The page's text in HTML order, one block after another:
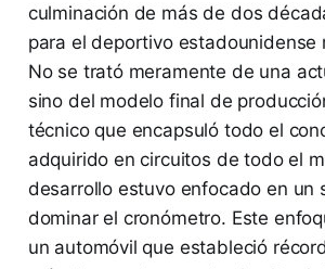
culminación de más de dos
para el deportivo estadounidense
No se trató meramente de una
sino del modelo final de
técnico que encapsuló todo el
adquirido en circuitos de todo el
desarrollo estuvo enfocado en un
dominar el cronómetro. Este
un automóvil que estableció